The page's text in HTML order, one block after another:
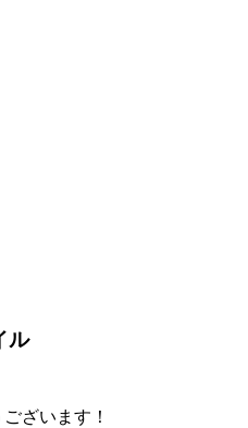
ル
ざいます！